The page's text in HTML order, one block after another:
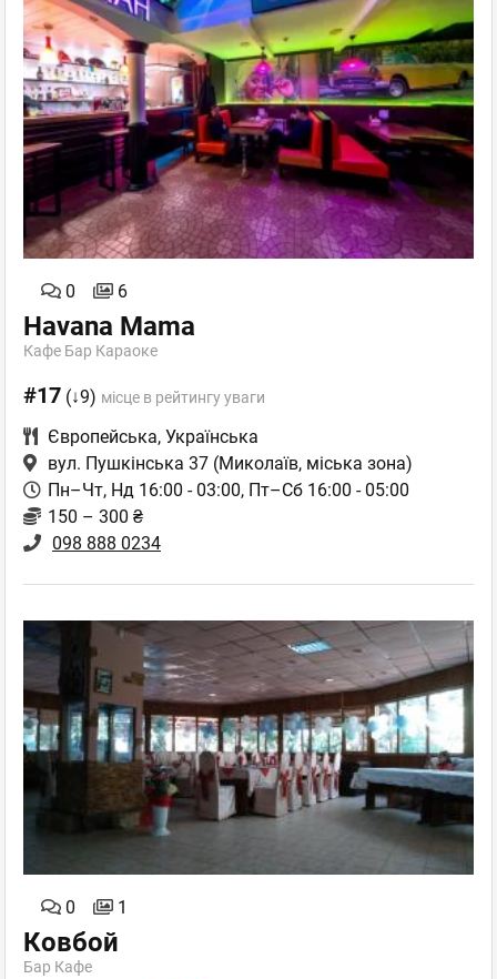
0 6
Havana Mama
Кафе Бар Караоке
#17 (↓9) місце в рейтингу уваги
Європейська, Українська
вул. Пушкінська 37 (Миколаїв, міська зона)
Пн–Чт, Нд 16:00 - 03:00, Пт–Сб 16:00 - 05:00
150 – 300 ₴
098 888 0234
0 1
Ковбой
Бар Кафе